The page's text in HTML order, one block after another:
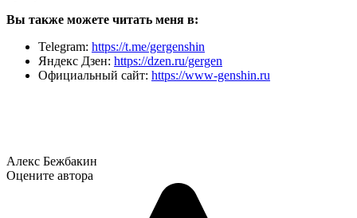
Вы также можете читать меня в:
Telegram: https://t.me/gergenshin
Яндекс Дзен: https://dzen.ru/gergen
Официальный сайт: https://www-genshin.ru
Алекс Бежбакин
Оцените автора